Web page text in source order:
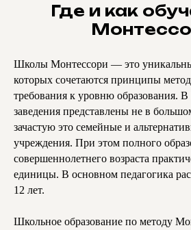
Где и как
Школы Монтессори — это
которых сочетаются принципы
требования к уровню образования. В
заведения представлены не в
зачастую это семейные и
учреждения. При этом полного
совершеннолетнего возраста
единицы. В основном педагогика
12 лет.
Школьное образование по методу